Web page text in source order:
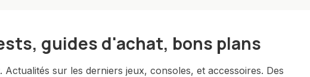
guides d'achat, bons plans
sur les derniers jeux, consoles, et accessoires. Des